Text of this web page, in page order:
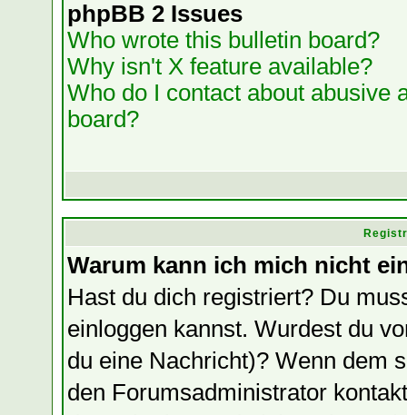
phpBB 2 Issues
Who wrote this bulletin board?
Why isn't X feature available?
Who do I contact about abusive
board?
Warum kann ich mich nicht
Hast du dich registriert? Du
einloggen kannst. Wurdest du
du eine Nachricht)? Wenn dem
den Forumsadministrator